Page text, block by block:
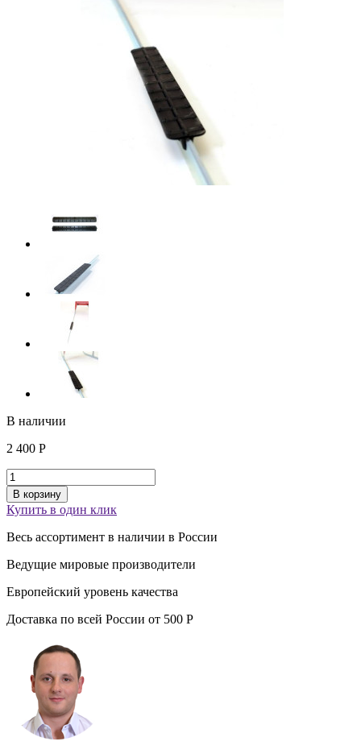
В наличии
2 400 Р
В корзину
Купить в один клик
Весь ассортимент в наличии в России
Ведущие мировые производители
Европейский уровень качества
Доставка по всей России от 500 Р